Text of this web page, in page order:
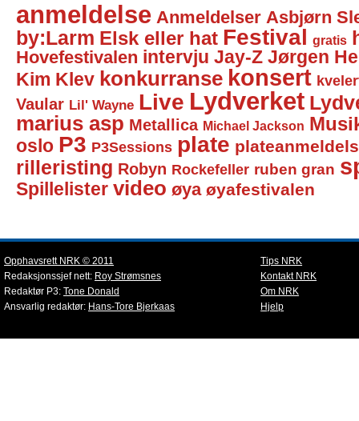
anmeldelse Anmeldelser Asbjørn
by:Larm Elsk eller hat Festival gratis
Hovefestivalen intervju Jay-Z Jørgen
Kim Klev konkurranse konsert
Vaular Lil' Wayne Live Lydverket
marius asp Metallica Michael Jackson
oslo P3 P3Sessions plate
rilleristing Robyn Rockefeller ruben gran
Spillelister video øya øyafestivalen
Opphavsrett NRK © 2011
Redaksjonssjef nett: Roy Strømsnes
Redaktør P3: Tone Donald
Ansvarlig redaktør: Hans-Tore Bjerkaas
Tips NRK
Kontakt NRK
Om NRK
Hjelp